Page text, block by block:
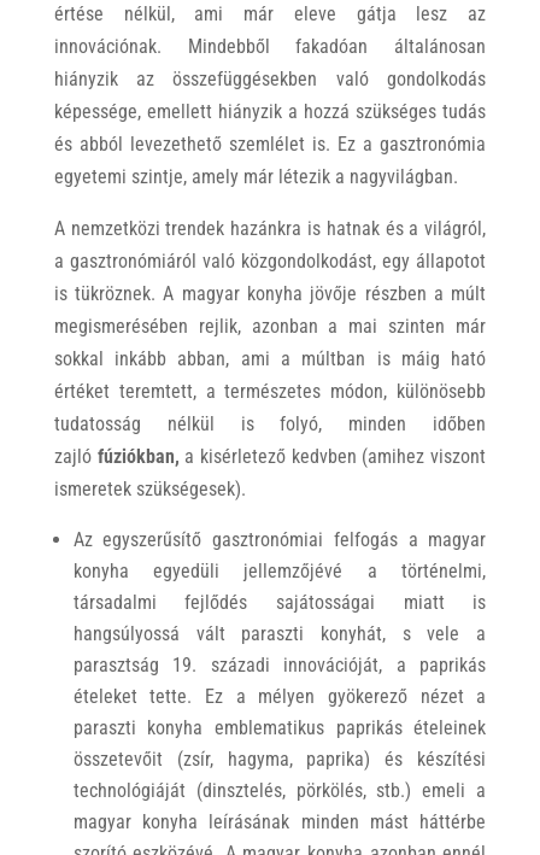
értése nélkül, ami már eleve gátja lesz az
innovációnak. Mindebből fakadóan általánosan
hiányzik az összefüggésekben való gondolkodás
képessége, emellett hiányzik a hozzá szükséges tudás
és abból levezethető szemlélet is. Ez a gasztronómia
egyetemi szintje, amely már létezik a nagyvilágban.
A nemzetközi trendek hazánkra is hatnak és a világról,
a gasztronómiáról való közgondolkodást, egy állapotot
is tükröznek. A magyar konyha jövője részben a múlt
megismerésében rejlik, azonban a mai szinten már
sokkal inkább abban, ami a múltban is máig ható
értéket teremtett, a természetes módon, különösebb
tudatosság nélkül is folyó, minden időben
zajló fúziókban, a kisérletező kedvben (amihez viszont
ismeretek szükségesek).
Az egyszerűsítő gasztronómiai felfogás a magyar
konyha egyedüli jellemzőjévé a történelmi,
társadalmi fejlődés sajátosságai miatt is
hangsúlyossá vált paraszti konyhát, s vele a
parasztság 19. századi innovációját, a paprikás
ételeket tette. Ez a mélyen gyökerező nézet a
paraszti konyha emblematikus paprikás ételeinek
összetevőit (zsír, hagyma, paprika) és készítési
technológiáját (dinsztelés, pörkölés, stb.) emeli a
magyar konyha leírásának minden mást háttérbe